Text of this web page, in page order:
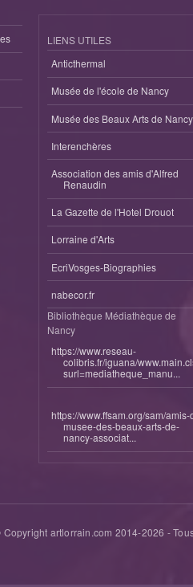
LIENS UTILES
Anticthermal
Musée de l'école de Nancy
Musée des Beaux Arts de Nancy
Interenchères
Association des amis d'Alfred
Renaudin
La Gazette de l'Hotel Drouot
Lorraine d'Arts
EcriVosges-Biographies
nabecor.fr
Bibliothèque Médiathèque de
Nancy
https://www.reseau-
colibris.fr/iguana/
surl=mediatheque_manu...
https://www.ffsam.org/sam/amis-
musee-des-beaux-arts-de-
nancy-associat...
Copyright artlorrain.com 2014-2026 -